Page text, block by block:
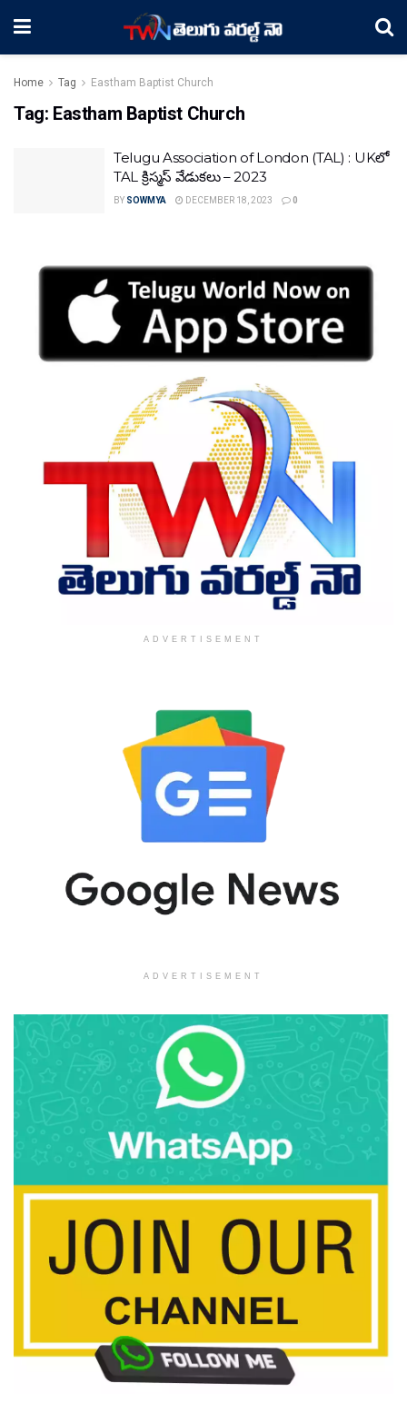
Home Tag Eastham Baptist Church
Tag: Eastham Baptist Church
Telugu Association of London (TAL) : UKలో
TAL క్రిస్మస్ వేడుకలు – 2023
BY SOWMYA DECEMBER 18, 2023 0
ADVERTISEMENT
ADVERTISEMENT